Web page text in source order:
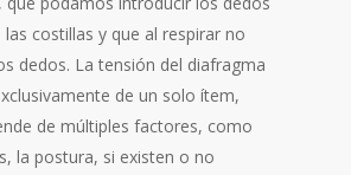
costillas y que al respirar no
dedos. La tensión del diafragma
de un solo ítem,
de múltiples factores, como
la postura, si existen o no